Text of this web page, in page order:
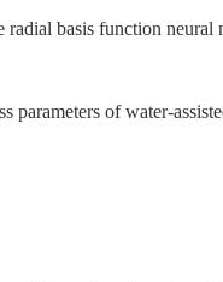
basis function neural
of water-